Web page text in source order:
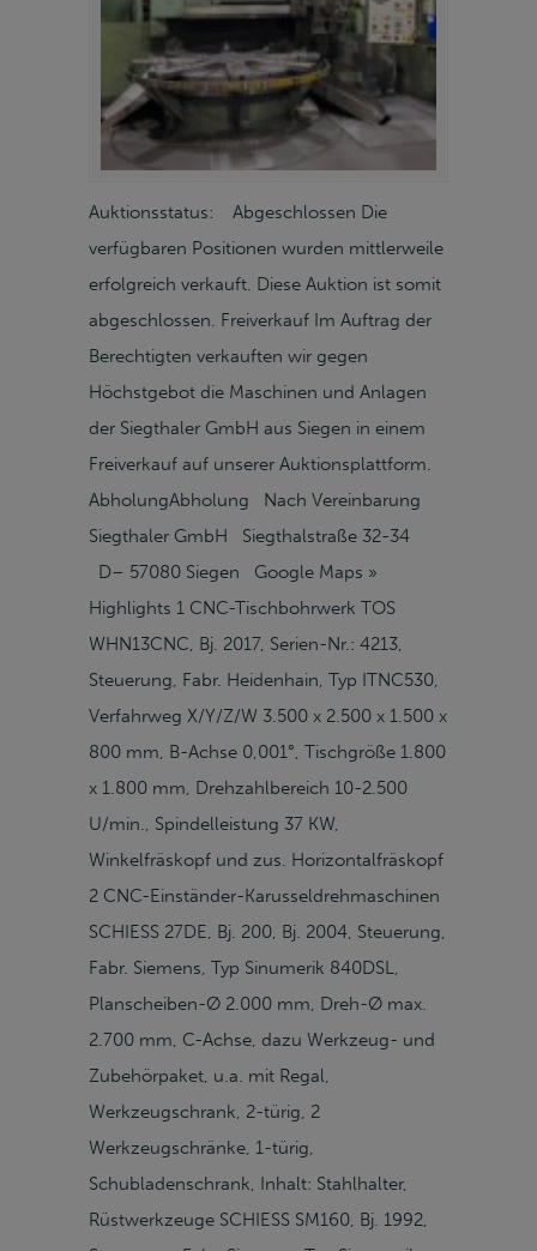
Auktionsstatus: Abgeschlossen Die
verfügbaren Positionen wurden mittlerweile
erfolgreich verkauft. Diese Auktion ist somit
abgeschlossen. Freiverkauf Im Auftrag der
Berechtigten verkauften wir gegen
Höchstgebot die Maschinen und Anlagen
der Siegthaler GmbH aus Siegen in einem
Freiverkauf auf unserer Auktionsplattform.
AbholungAbholung Nach Vereinbarung
Siegthaler GmbH Siegthalstraße 32-34
D– 57080 Siegen Google Maps »
Highlights 1 CNC-Tischbohrwerk TOS
WHN13CNC, Bj. 2017, Serien-Nr.: 4213,
Steuerung, Fabr. Heidenhain, Typ ITNC530,
Verfahrweg X/Y/Z/W 3.500 x 2.500 x 1.500 x
800 mm, B-Achse 0,001°, Tischgröße 1.800
x 1.800 mm, Drehzahlbereich 10-2.500
U/min., Spindelleistung 37 KW,
Winkelfräskopf und zus. Horizontalfräskopf
2 CNC-Einständer-Karusseldrehmaschinen
SCHIESS 27DE, Bj. 200, Bj. 2004, Steuerung,
Fabr. Siemens, Typ Sinumerik 840DSL,
Planscheiben-Ø 2.000 mm, Dreh-Ø max.
2.700 mm, C-Achse, dazu Werkzeug- und
Zubehörpaket, u.a. mit Regal,
Werkzeugschrank, 2-türig, 2
Werkzeugschränke, 1-türig,
Schubladenschrank, Inhalt: Stahlhalter,
Rüstwerkzeuge SCHIESS SM160, Bj. 1992,